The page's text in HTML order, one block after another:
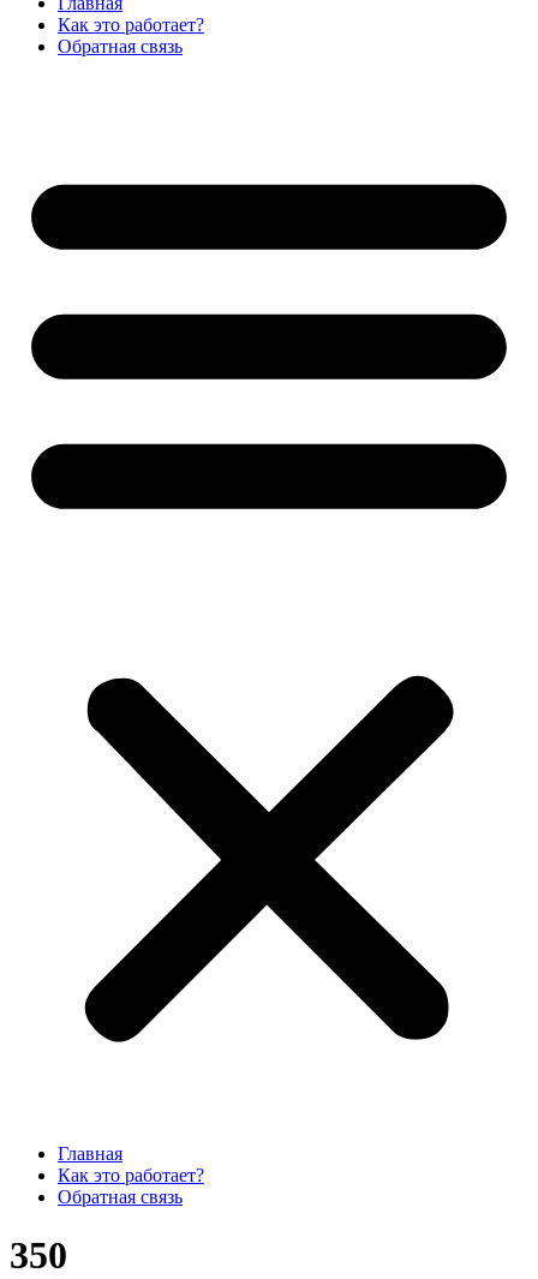
Как это работает?
Обратная связь
Главная
Как это работает?
Обратная связь
350